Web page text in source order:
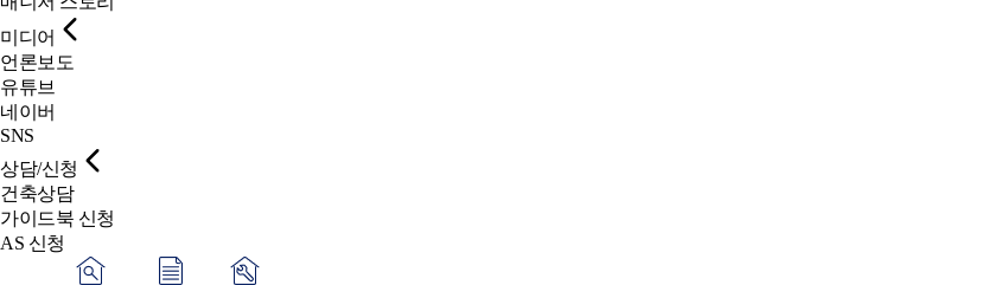
미디어
언론보도
유튜브
네이버
SNS
상담/신청
건축상담
가이드북 신청
AS 신청